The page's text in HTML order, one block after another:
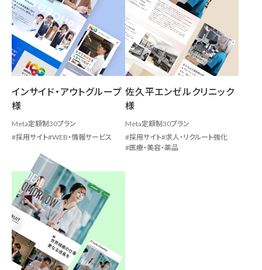
インサイド・アウトグループ
様
Meta定額制30プラン
採用サイト WEB・情報サービス
佐久平エンゼルクリニック
様
Meta定額制30プラン
採用サイト 求人・リクルート強化
医療・美容・薬品